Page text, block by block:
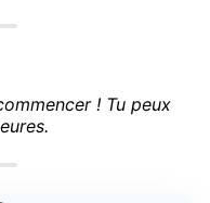
! Tu peux